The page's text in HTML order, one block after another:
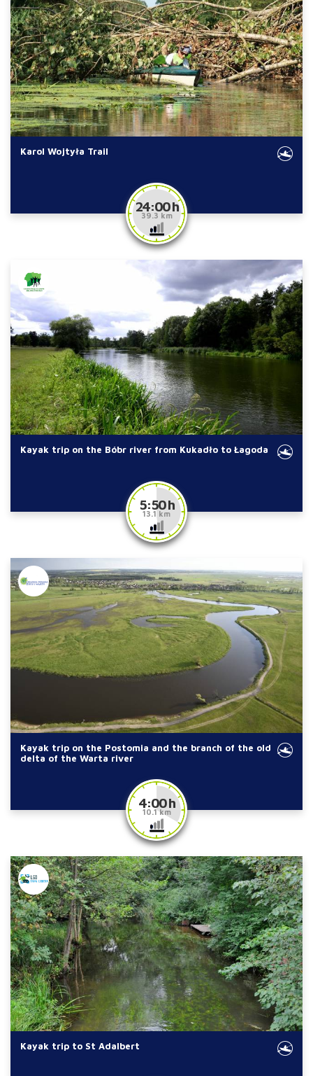
Karol Wojtyła Trail
24:00 h
39.3 km
Kayak trip on the Bóbr river from Kukadło to Łagoda
5:50 h
13.1 km
Kayak trip on the Postomia and the branch of the old
delta of the Warta river
4:00 h
10.1 km
Kayak trip to St Adalbert